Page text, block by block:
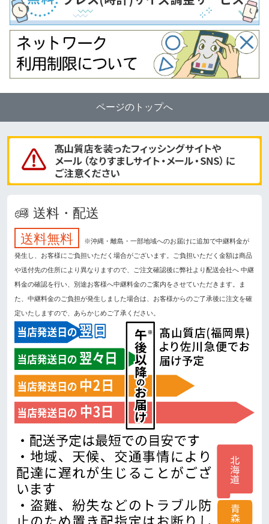
ページのトップへ
送料・配送
送料無料
※沖縄・離島・一部地域へのお届けに追加で中継料金が
発生し、お客様にご負担いただく場合がございます。ご負担いただく金額は商品
や送付先の住所により異なりますので、ご注文確認後に弊社より配送会社へ 中継
料金の確認を行い、別途お客様へ中継料金のご案内をさせていただきます。ま
た、中継料金のご負担が発生しました場合は、お客様からのご了承後に注文を確
定いたしますので、あらかじめご了承ください。